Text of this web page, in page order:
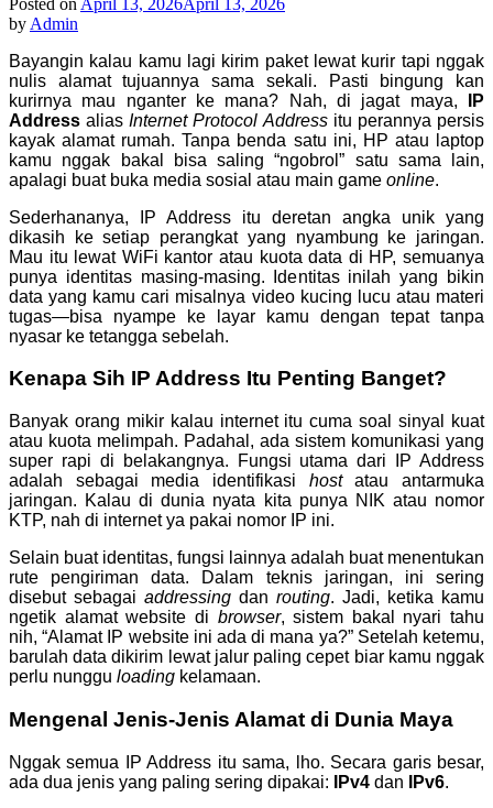
by Admin
Bayangin kalau kamu lagi kirim paket lewat kurir tapi nggak
nulis alamat tujuannya sama sekali. Pasti bingung kan
kurirnya mau nganter ke mana? Nah, di jagat maya,
IP
Address aliasInternet Protocol Addressitu perannya persis
kayak alamat rumah. Tanpa benda satu ini, HP atau laptop
kamu nggak bakal bisa saling “ngobrol” satu sama lain,
apalagi buat buka media sosial atau main game online.
Sederhananya, IP Address itu deretan angka unik yang
dikasih ke setiap perangkat yang nyambung ke jaringan.
Mau itu lewat WiFi kantor atau kuota data di HP, semuanya
punya identitas masing-masing. Identitas inilah yang bikin
data yang kamu cari misalnya video kucing lucu atau materi
tugas—bisa nyampe ke layar kamu dengan tepat tanpa
nyasar ke tetangga sebelah.
Kenapa Sih IP Address Itu Penting Banget?
Banyak orang mikir kalau internet itu cuma soal sinyal kuat
atau kuota melimpah. Padahal, ada sistem komunikasi yang
super rapi di belakangnya. Fungsi utama dari IP Address
adalah sebagai media identifikasi hostatau antarmuka
jaringan. Kalau di dunia nyata kita punya NIK atau nomor
KTP, nah di internet ya pakai nomor IP ini.
Selain buat identitas, fungsi lainnya adalah buat menentukan
rute pengiriman data. Dalam teknis jaringan, ini sering
disebut sebagai addressing dan routing. Jadi, ketika kamu
ngetik alamat website di browser, sistem bakal nyari tahu
nih, “Alamat IP website ini ada di mana ya?” Setelah ketemu,
barulah data dikirim lewat jalur paling cepet biar kamu nggak
perlu nunggu loading kelamaan.
Mengenal Jenis-Jenis Alamat di Dunia Maya
Nggak semua IP Address itu sama, lho. Secara garis besar,
ada dua jenis yang paling sering dipakai:
IPv4 dan IPv6.